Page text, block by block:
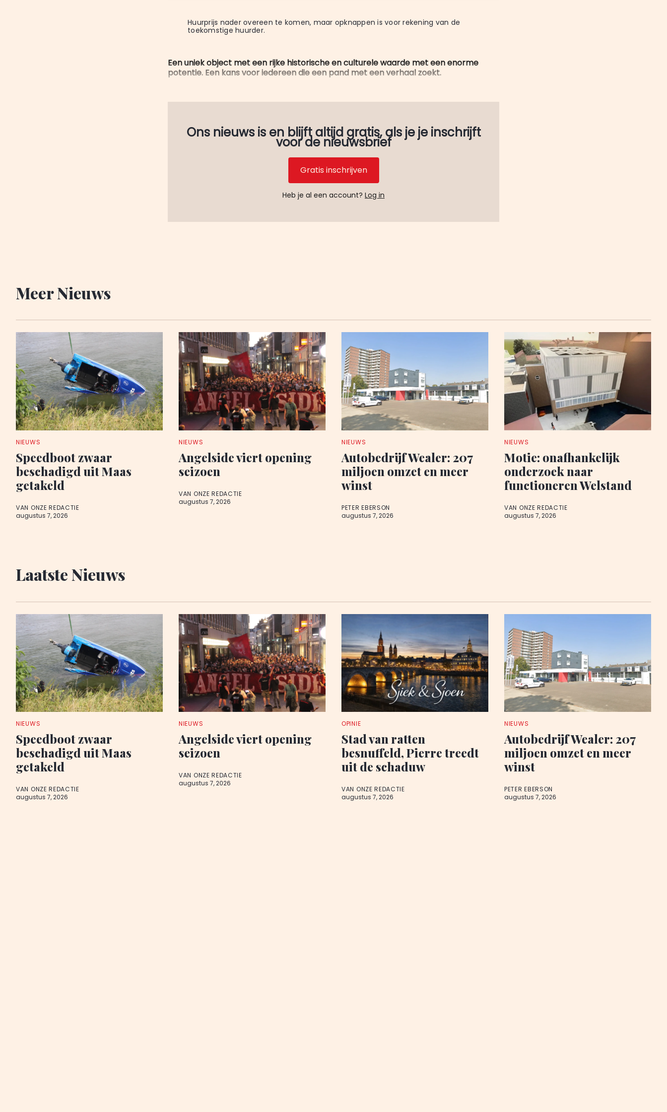
Huurprijs nader overeen te komen, maar opknappen is voor rekening van de
toekomstige huurder.
Een uniek object met een rijke historische en culturele waarde met een enorme
potentie. Een kans voor iedereen die een pand met een verhaal zoekt.
Ons nieuws is en blijft altijd gratis, als je je inschrijft
voor de nieuwsbrief
Gratis inschrijven
Heb je al een account? Log in
Meer Nieuws
NIEUWS
Speedboot zwaar
beschadigd uit Maas
getakeld
VAN ONZE REDACTIE
augustus 7, 2026
NIEUWS
Angelside viert opening
seizoen
VAN ONZE REDACTIE
augustus 7, 2026
NIEUWS
Autobedrijf Wealer: 207
miljoen omzet en meer
winst
PETER EBERSON
augustus 7, 2026
NIEUWS
Motie: onafhankelijk
onderzoek naar
functioneren Welstand
VAN ONZE REDACTIE
augustus 7, 2026
Laatste Nieuws
NIEUWS
Speedboot zwaar
beschadigd uit Maas
getakeld
VAN ONZE REDACTIE
augustus 7, 2026
NIEUWS
Angelside viert opening
seizoen
VAN ONZE REDACTIE
augustus 7, 2026
OPINIE
Stad van ratten
besnuffeld, Pierre treedt
uit de schaduw
VAN ONZE REDACTIE
augustus 7, 2026
NIEUWS
Autobedrijf Wealer: 207
miljoen omzet en meer
winst
PETER EBERSON
augustus 7, 2026